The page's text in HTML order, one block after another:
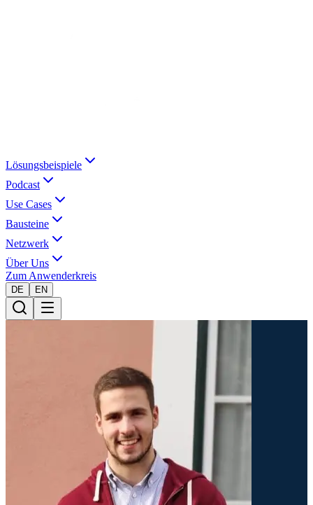
Lösungsbeispiele
Podcast
Use Cases
Bausteine
Netzwerk
Über Uns
Zum Anwenderkreis
DE EN